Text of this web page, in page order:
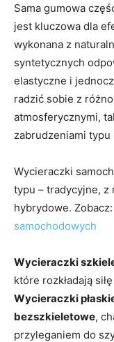
Sama gumowa
jest kluczowa dla
wykonana z
syntetycznych
elastyczne i
radzić sobie z
atmosferycznymi,
zabrudzeniami typu
Wycieraczki
typu – tradycyjne, z
hybrydowe. Zobacz:
samochodowych
Wycieraczki
które rozkładają
Wycieraczki
bezszkieletowe,
przyleganiem do